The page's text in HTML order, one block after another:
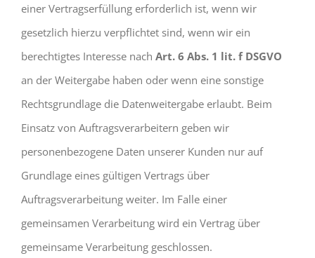
einer Vertragserfüllung erforderlich ist, wenn wir
gesetzlich hierzu verpflichtet sind, wenn wir ein
berechtigtes Interesse nach Art. 6 Abs. 1 lit. f DSGVO
an der Weitergabe haben oder wenn eine sonstige
Rechtsgrundlage die Datenweitergabe erlaubt. Beim
Einsatz von Auftragsverarbeitern geben wir
personenbezogene Daten unserer Kunden nur auf
Grundlage eines gültigen Vertrags über
Auftragsverarbeitung weiter. Im Falle einer
gemeinsamen Verarbeitung wird ein Vertrag über
gemeinsame Verarbeitung geschlossen.